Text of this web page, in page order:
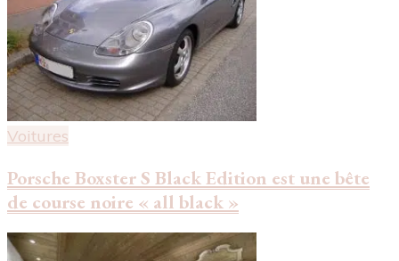
Voitures
Porsche Boxster S Black Edition est une bête
de course noire « all black »